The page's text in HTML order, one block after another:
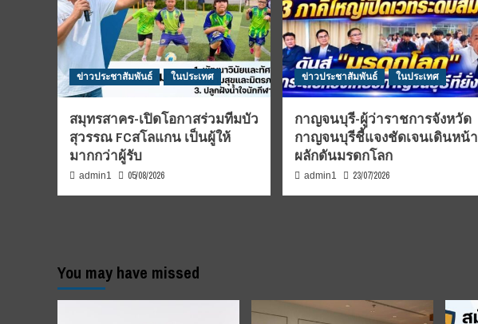
ข่าวประชาสัมพันธ์ ในประเทศ
สมุทรสาคร-เปิดโอกาสร่วมทีมบัว
สุวรรณ FCสโลแกน เป็นผู้ให้
มากกว่าผู้รับ
admin1 05/08/2026
ข่าวประชาสัมพันธ์ ในประเทศ
กาญจนบุรี-ผู้ว่าราชการจังหวัด
กาญจนบุรีชี้แจงชัดเจนเดินหน้า
ผลักดันมรดกโลก
admin1 23/07/2026
You may have missed